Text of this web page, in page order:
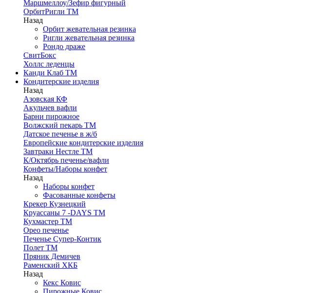
Маршмеллоу/Зефир фигурный
ОрбитРигли ТМ
Назад
Орбит жевательная резинка
Ригли жевательная резинка
Рондо драже
СвитБокс
Холлс леденцы
Канди Клаб ТМ
Кондитерские изделия
Назад
Азовская КФ
Акульчев вафли
Барни пирожное
Волжский пекарь ТМ
Датское печенье в ж/б
Европейские кондитерские изделия
Завтраки Нестле ТМ
К/Октябрь печенье/вафли
Конфеты/Наборы конфет
Назад
Наборы конфет
Фасованные конфеты
Крекер Кузнецкий
Круассаны 7 -DAYS ТМ
Кухмастер ТМ
Орео печенье
Печенье Супер-Контик
Полет ТМ
Пряник Демичев
Раменский ХКБ
Назад
Кекс Ковис
Пирожные Ковис